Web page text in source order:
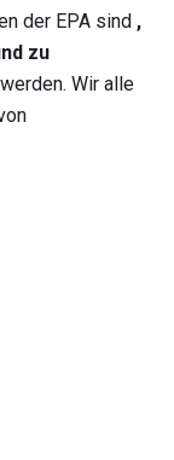
der EPA sind ,
zu
Wir alle